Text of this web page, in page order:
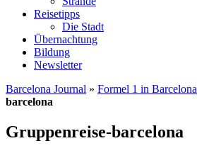
Reisetipps
Die Stadt
Übernachtung
Bildung
Newsletter
Barcelona Journal » Formel 1 in Barcelona
barcelona
Gruppenreise-barcelona